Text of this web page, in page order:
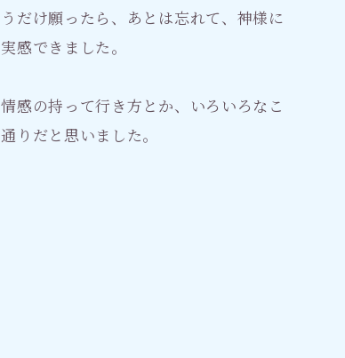
だけ願ったら、あとは忘れて、神様に
感できました。
感の持って行き方とか、いろいろなこ
りだと思いました。